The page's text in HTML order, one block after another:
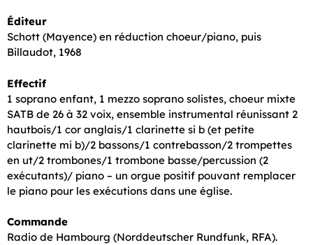
Éditeur
Schott (Mayence) en réduction choeur/piano, puis
Billaudot, 1968
Effectif
1 soprano enfant, 1 mezzo soprano solistes, choeur mixte
SATB de 26 à 32 voix, ensemble instrumental réunissant 2
hautbois/1 cor anglais/1 clarinette si b (et petite
clarinette mi b)/2 bassons/1 contrebasson/2 trompettes
en ut/2 trombones/1 trombone basse/percussion (2
exécutants)/ piano – un orgue positif pouvant remplacer
le piano pour les exécutions dans une église.
Commande
Radio de Hambourg (Norddeutscher Rundfunk, RFA).